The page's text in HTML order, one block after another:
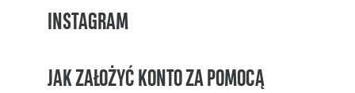
INSTAGRAM
JAK ZAŁOŻYĆ KONTO ZA POMOCĄ